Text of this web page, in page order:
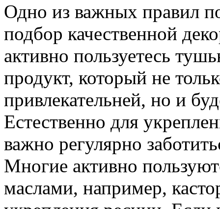
Одно из важных правил
подбор качественной
активно пользуетесь
продукт, который не
привлекательней, но и
Естественно для
важно регулярно
Многие активно
маслами, например,